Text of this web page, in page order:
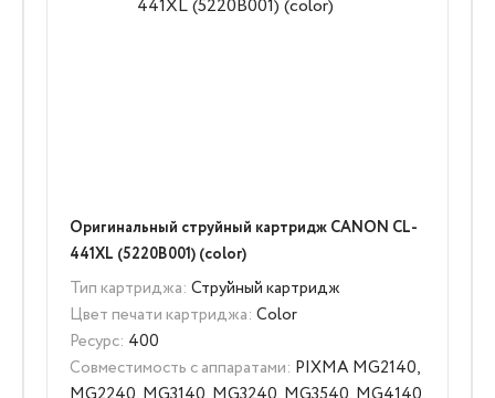
Оригинальный струйный картридж CANON CL-
441XL (5220B001) (color)
Тип картриджа: Струйный картридж
Цвет печати картриджа: Color
Ресурс: 400
Совместимость с аппаратами: PIXMA MG2140,